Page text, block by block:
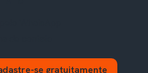
se gratuitamente